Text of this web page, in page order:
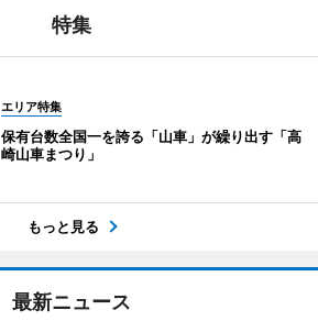
特集
エリア特集
保有台数全国一を誇る「山車」が繰り出す「高
崎山車まつり」
もっと見る
最新ニュース